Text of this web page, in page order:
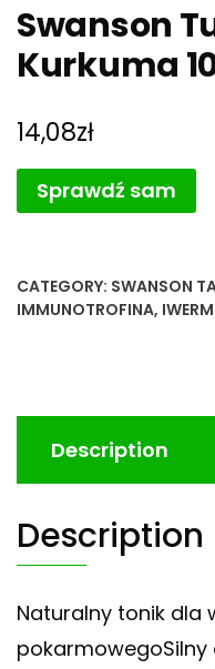
Swanson
Kurkuma
14,08zł
Sprawdź sam
CATEGORY: SWANSON
IMMUNOTROFINA,
Description
Description
Naturalny tonik dla